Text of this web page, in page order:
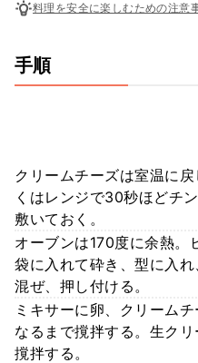
料理を安全に楽しむための注意
手順
クリームチーズは室温に
くはレンジで30秒ほどチ
敷いておく。
オーブンは170度に余熱。
袋に入れて砕き、型に入
混ぜ、押し付ける。
ミキサーに卵、クリーム
なるまで撹拌する。生ク
撹拌する。